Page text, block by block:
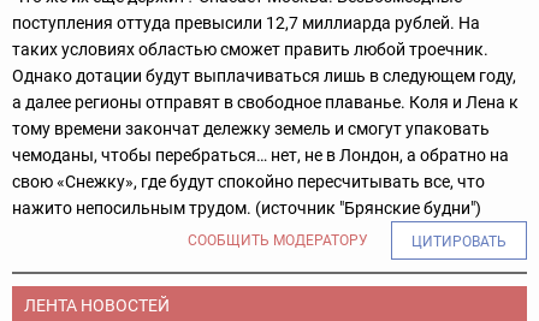
поступления оттуда превысили 12,7 миллиарда рублей. На
таких условиях областью сможет править любой троечник.
Однако дотации будут выплачиваться лишь в следующем году,
а далее регионы отправят в свободное плаванье. Коля и Лена к
тому времени закончат дележку земель и смогут упаковать
чемоданы, чтобы перебраться… нет, не в Лондон, а обратно на
свою «Снежку», где будут спокойно пересчитывать все, что
нажито непосильным трудом. (источник "Брянские будни")
СООБЩИТЬ МОДЕРАТОРУ ЦИТИРОВАТЬ
ЛЕНТА НОВОСТЕЙ